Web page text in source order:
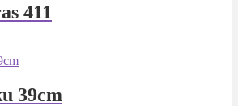
411
39cm